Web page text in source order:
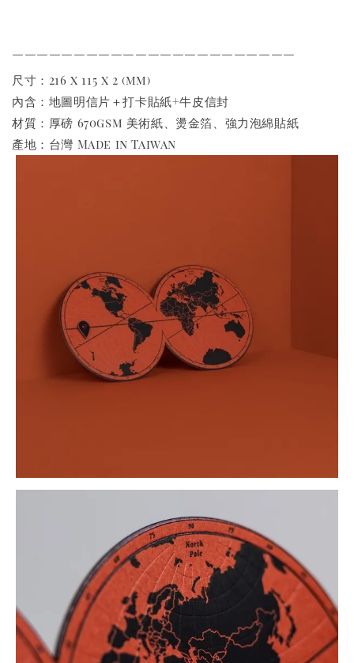
￣￣￣￣￣￣￣￣￣￣￣￣￣￣￣￣￣￣￣￣￣￣￣
尺寸：216 x 115 x 2 (mm)
內含：地圖明信片＋打卡貼紙+牛皮信封
材質：厚磅 670gsm 美術紙、燙金箔、強力泡綿貼紙
產地：台灣 Made in Taiwan